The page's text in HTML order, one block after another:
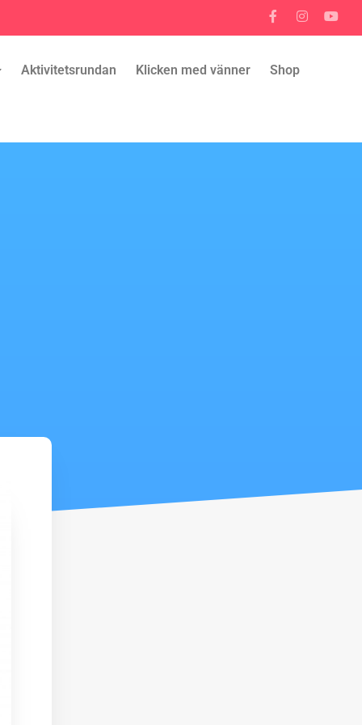
Aktivitetsrundan Klicken med vänner Shop